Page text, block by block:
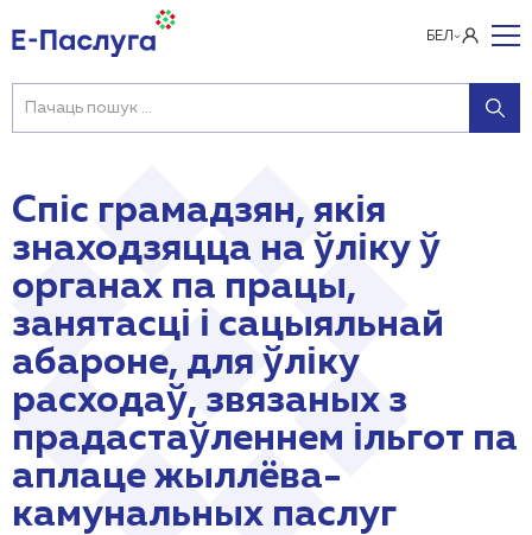
БЕЛ
Спіс грамадзян, якія
знаходзяцца на ўліку ў
органах па працы,
занятасці і сацыяльнай
абароне, для ўліку
расходаў, звязаных з
прадастаўленнем ільгот па
аплаце жыллёва-
камунальных паслуг